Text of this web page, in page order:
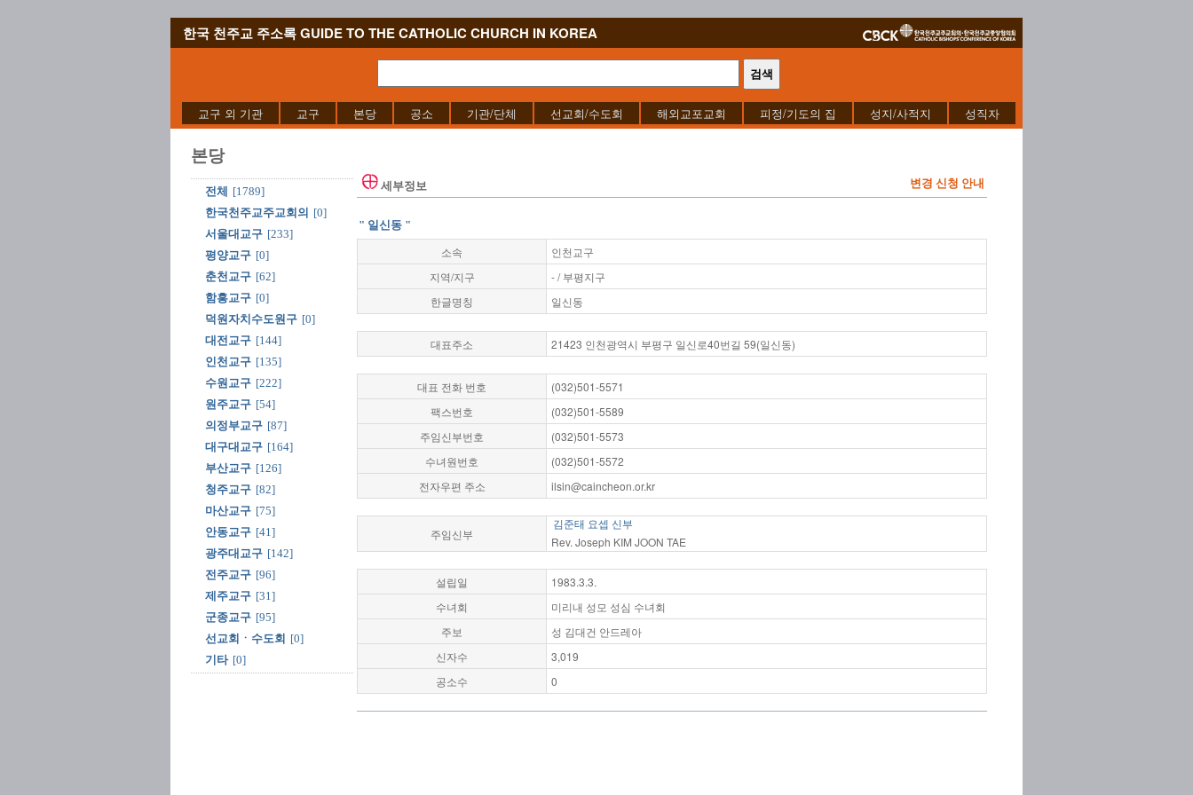
한국 천주교 주소록 GUIDE TO THE CATHOLIC CHURCH IN KOREA
교구 외 기관 교구 본당 공소 기관/단체 선교회/수도회 해외교포교회 피정/기도의 집 성지/사적지 성직자
본당
전체
[1789]
한국천주교주교회의 [0]
서울대교구 [233]
평양교구 [0]
춘천교구 [62]
함흥교구 [0]
덕원자치수도원구 [0]
대전교구 [144]
인천교구 [135]
수원교구 [222]
원주교구 [54]
의정부교구 [87]
대구대교구 [164]
부산교구 [126]
청주교구 [82]
마산교구 [75]
안동교구 [41]
광주대교구 [142]
전주교구 [96]
제주교구 [31]
군종교구 [95]
선교회ㆍ수도회 [0]
기타 [0]
세부정보 변경 신청 안내
" 일신동 "
소속
인천교구
지역/지구
- / 부평지구
한글명칭
일신동
대표주소 21423 인천광역시 부평구 일신로40번길 59(일신동)
대표 전화 번호
(032)501-5571
팩스번호
(032)501-5589
주임신부번호
(032)501-5573
수녀원번호
(032)501-5572
전자우편 주소
ilsin@caincheon.or.kr
주임신부
김준태 요셉 신부
Rev. Joseph KIM JOON TAE
설립일
1983.3.3.
수녀회
미리내 성모 성심 수녀회
주보
성 김대건 안드레아
신자수
3,019
공소수
0